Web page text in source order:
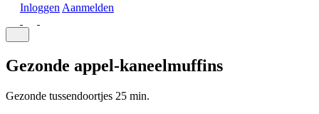
Inloggen Aanmelden
Gezonde appel-kaneelmuffins
Gezonde tussendoortjes 25 min.